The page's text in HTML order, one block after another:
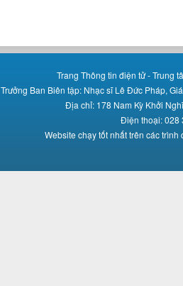
Trang Thông tin điện tử - Trung
Trưởng Ban Biên tập: Nhạc sĩ Lê Đức Pháp,
Địa chỉ: 178 Nam Kỳ Khởi
Điện thoại: 028
Website chạy tốt nhất trên các